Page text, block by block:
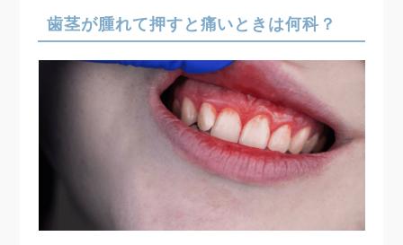
歯茎が腫れて押すと痛いときは何科？